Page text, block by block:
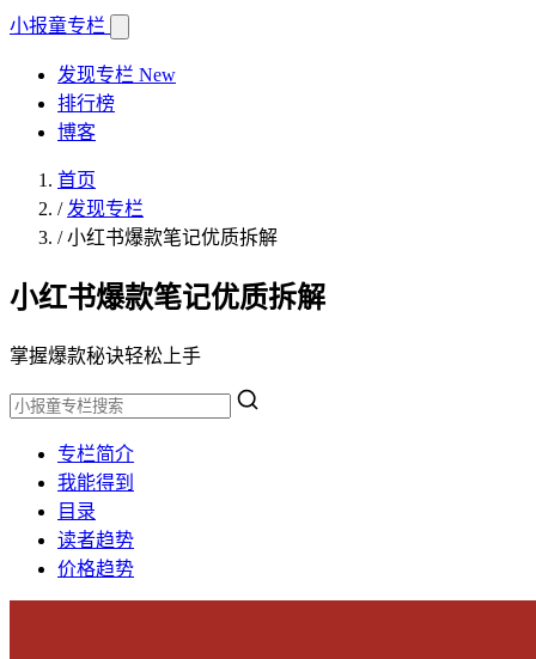
小报童专栏
发现专栏 New
排行榜
博客
首页
/ 发现专栏
/小红书爆款笔记优质拆解
小红书爆款笔记优质拆解
掌握爆款秘诀轻松上手
专栏简介
我能得到
目录
读者趋势
价格趋势